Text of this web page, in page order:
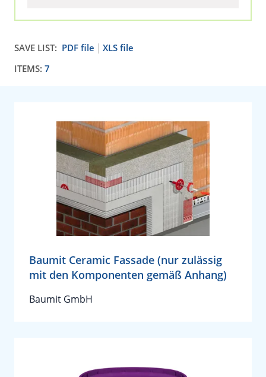
SAVE LIST: PDF file
XLS file
ITEMS: 7
Baumit Ceramic Fassade (nur zulässig
mit den Komponenten gemäß Anhang)
Baumit GmbH